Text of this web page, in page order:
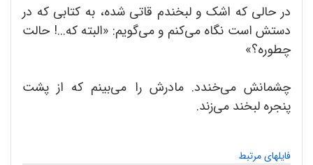
در حالی که اشک و لبخندم قاتی شده، به کتابی که در
دستش است نگاه می‌کنم و می‌گویم: «البته که...! حالت
چطوره؟»
چشمانش می‌خندد. مادرش را می‌بینم که از پشت
پنجره لبخند می‌زند.
فایلهای مرتبط